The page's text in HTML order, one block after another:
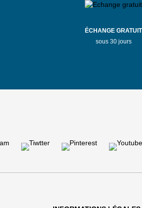
ÉCHANGE GRATUIT
sous 30 jours